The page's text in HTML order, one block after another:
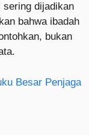
sering dijadikan
bahwa ibadah
bukan
Besar Penjaga